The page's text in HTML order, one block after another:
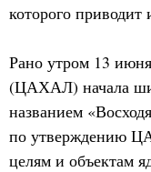
которого приводит
Рано утром 13
(ЦАХАЛ) начала
названием
по утверждению
целям и объектам